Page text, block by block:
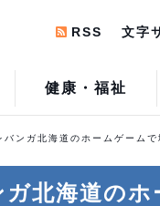
健康・福祉
RSS 文字
バンガ北海道のホームゲームで
ガ北海道のホ